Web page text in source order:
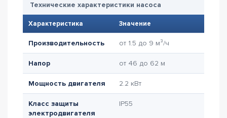
Технические характеристики насоса
Характеристика Значение
Производительность от 1.5 до 9 м³/ч
Напор от 46 до 62 м
Мощность двигателя 2.2 кВт
Класс защиты
электродвигателя
IP55